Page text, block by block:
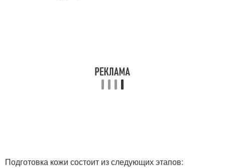
Подготовка кожи состоит из следующих этапов: